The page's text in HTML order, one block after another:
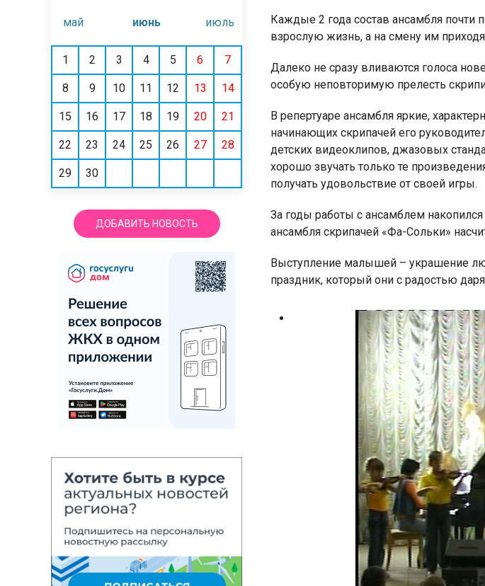
май июнь июль
1 2 3 4 5 6 7
8 9 10 11 12 13 14
15 16 17 18 19 20 21
22 23 24 25 26 27 28
29 30
ДОБАВИТЬ НОВОСТЬ
Каждые 2 года состав ансамбля почти
взрослую жизнь, а на смену им
Далеко не сразу вливаются голоса
особую неповторимую прелесть
В репертуаре ансамбля яркие,
начинающих скрипачей его
детских видеоклипов, джазовых
хорошо звучать только те
получать удовольствие от своей игры.
За годы работы с ансамблем
ансамбля скрипачей «Фа-Сольки»
Выступление малышей – украшение
праздник, который они с радостью